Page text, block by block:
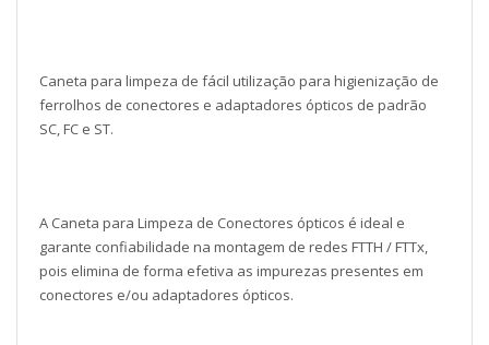
Caneta para limpeza de fácil utilização para higienização de
ferrolhos de conectores e adaptadores ópticos de padrão
SC, FC e ST.
A Caneta para Limpeza de Conectores ópticos é ideal e
garante confiabilidade na montagem de redes FTTH / FTTx,
pois elimina de forma efetiva as impurezas presentes em
conectores e/ou adaptadores ópticos.